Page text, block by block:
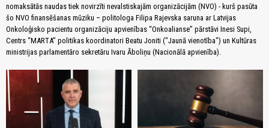
nomaksātās naudas tiek novirzīti nevalstiskajām organizācijām (NVO) - kurš pasūta
šo NVO finansēšanas mūziku – politologa Filipa Rajevska saruna ar Latvijas
Onkoloģisko pacientu organizāciju apvienības “Onkoalianse” pārstāvi Inesi Supi,
Centrs “MARTA” politikas koordinatori Beatu Joniti ("Jaunā vienotība") un Kultūras
ministrijas parlamentāro sekretāru Ivaru Āboliņu (Nacionālā apvienība).